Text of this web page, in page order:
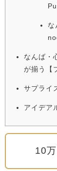
なんば・
が揃う【
サプライ
アイデア
10